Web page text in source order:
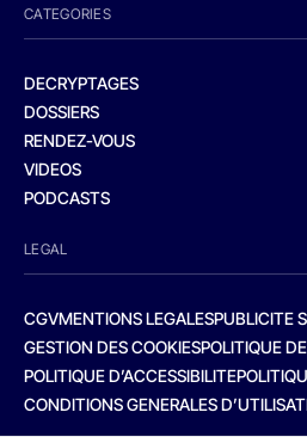
CATEGORIES
DECRYPTAGES
DOSSIERS
RENDEZ-VOUS
VIDEOS
PODCASTS
LEGAL
CGVMENTIONS LEGALESPUBLICITE
GESTION DES COOKIESPOLITIQUE
POLITIQUE D’ACCESSIBILITE
CONDITIONS GENERALES